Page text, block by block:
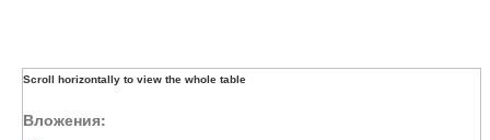
Вложения: